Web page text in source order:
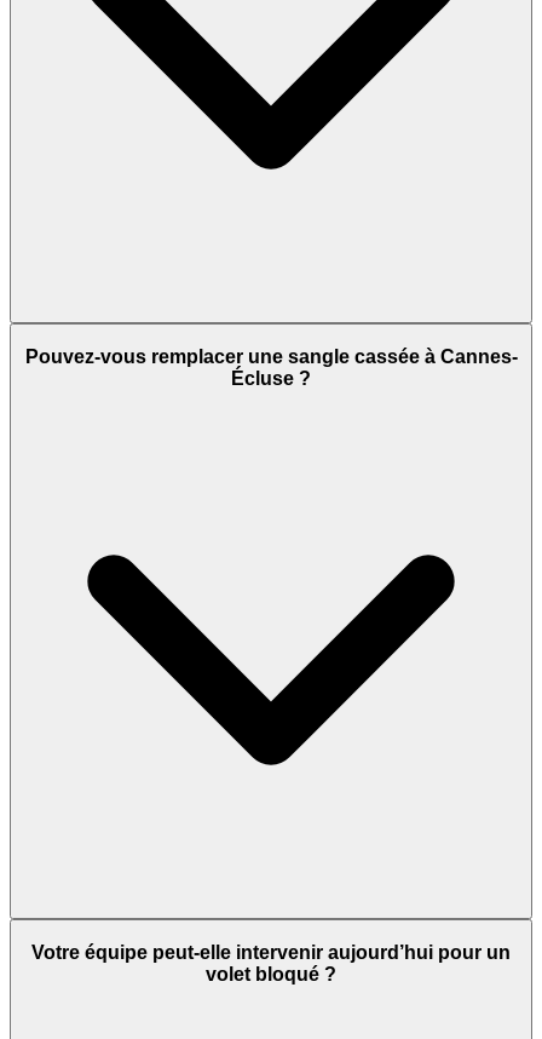
Pouvez-vous remplacer une sangle cassée à Cannes-
Écluse ?
Votre équipe peut-elle intervenir aujourd’hui pour un
volet bloqué ?